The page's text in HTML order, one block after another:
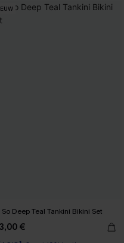
So Deep Teal Tankini Bikini Set
€
】2 met 10% korting